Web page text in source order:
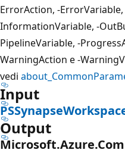
ErrorAction, -
InformationVariable, -
PipelineVariable, -
WarningAction e -
vedi
Input
Output